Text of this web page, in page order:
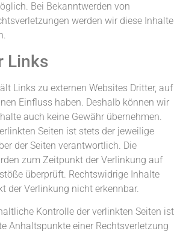
Bei Bekanntwerden von
werden wir diese Inhalte
Links
Links zu externen Websites Dritter, auf
Einfluss haben. Deshalb können wir
auch keine Gewähr übernehmen.
Seiten ist stets der jeweilige
der Seiten verantwortlich. Die
zum Zeitpunkt der Verlinkung auf
überprüft. Rechtswidrige Inhalte
der Verlinkung nicht erkennbar.
Kontrolle der verlinkten Seiten ist
Anhaltspunkte einer Rechtsverletzung